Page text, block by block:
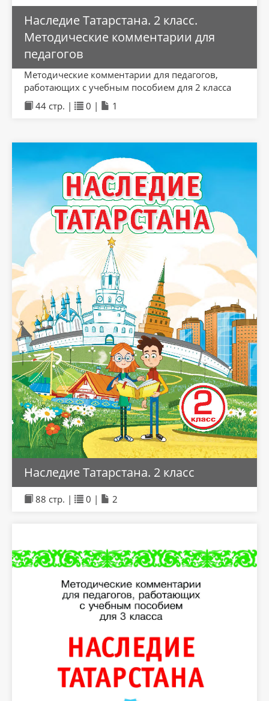
Наследие Татарстана. 2 класс.
Методические комментарии для
педагогов
Методические комментарии для педагогов,
работающих с учебным пособием для 2 класса
44 стр. |
0 | 1
Наследие Татарстана. 2 класс
88 стр. | 0 | 2